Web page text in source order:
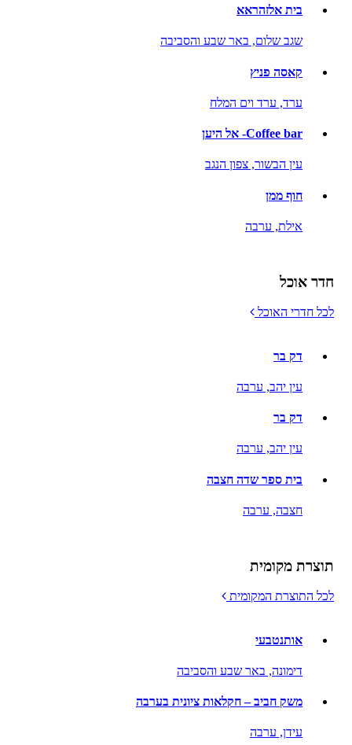
בית אלזהראא
שגב שלום, באר שבע והסביבה
קאסה פניץ
ערד, ערד וים המלח
Coffee bar- אל היען
עין הבשור, צפון הנגב
חוף ממן
אילת, ערבה
חדר אוכל
לכל חדרי האוכל
דק בר
עין יהב, ערבה
דק בר
עין יהב, ערבה
בית ספר שדה חצבה
חצבה, ערבה
תוצרת מקומית
לכל התוצרת המקומית
אותנטבעי
דימונה, באר שבע והסביבה
משק חביב – חקלאות ציונית בערבה
עידן, ערבה